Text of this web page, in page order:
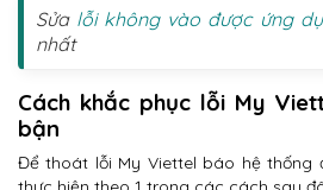
Sửa lỗi không vào được ứng
nhất
Cách khắc phục lỗi My
bận
Để thoát lỗi My Viettel báo hệ thống